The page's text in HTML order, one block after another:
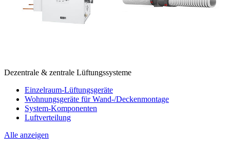
Dezentrale & zentrale Lüftungssysteme
Einzelraum-Lüftungsgeräte
Wohnungsgeräte für Wand-/Deckenmontage
System-Komponenten
Luftverteilung
Alle anzeigen